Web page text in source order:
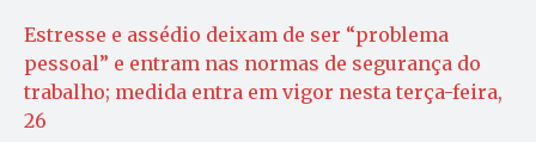
Estresse e assédio deixam de ser “problema
pessoal” e entram nas normas de segurança do
trabalho; medida entra em vigor nesta terça-feira,
26